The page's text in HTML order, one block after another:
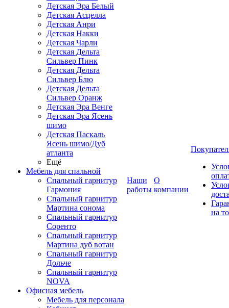
Детская Эра Белый
Детская Асцелла
Детская Анри
Детская Накки
Детская Чарли
Детская Дельта
Сильвер Пинк
Детская Дельта
Сильвер Блю
Детская Дельта
Сильвер Оранж
Детская Эра Венге
Детская Эра Ясень
шимо
Детская Паскаль
Ясень шимо/Дуб
атланта
Ещё
Мебель для спальной
Спальный гарнитур
Гармония
Спальный гарнитур
Мартина сонома
Спальный гарнитур
Соренто
Спальный гарнитур
Мартина дуб вотан
Спальный гарнитур
Дольче
Спальный гарнитур
NOVA
Офисная мебель
Мебель для персонала
Наши
работы
О
компании
на